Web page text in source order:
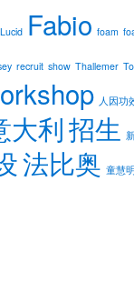
Fabio foam
recruit show Thallemer
人因功
大利招生
法比奥 童慧明